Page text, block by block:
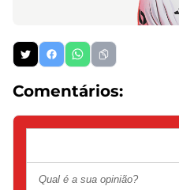
Comentários: